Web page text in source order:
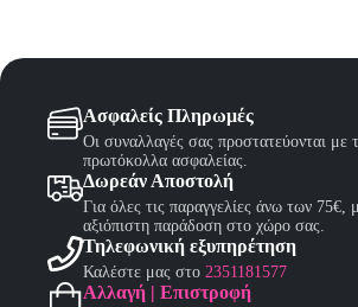
Ασφαλείς Πληρωμές
Οι συναλλαγές σας προστατεύονται με
πρωτόκολλα ασφαλείας.
Δωρεάν Αποστολή
Για όλες τις παραγγελίες άνω των 75€,
αξιόπιστη παράδοση στο χώρο σας.
Τηλεφωνική εξυπηρέτηση
Καλέστε μας στο 2351181577
Αλλαγή | Επιστροφή